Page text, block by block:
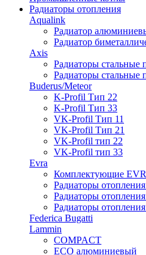
Радиаторы отопления
Aqualink
Радиатор
Радиатор
Axis
Радиаторы стальные
Радиаторы стальные
Buderus/Meteor
K-Profil Тип 22
K-Profil Тип 33
VK-Profil Тип 11
VK-Profil Тип 21
VK-Profil тип 22
VK-Profil тип 33
Evra
Комплектующие
Радиаторы
Радиаторы
Радиаторы
Federica Bugatti
Lammin
COMPACT
ECO алюминиевый